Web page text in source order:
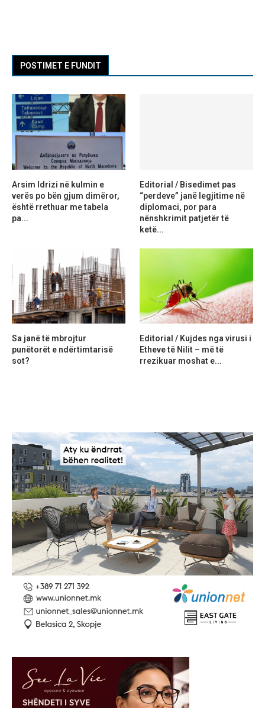
POSTIMET E FUNDIT
Arsim Idrizi në kulmin e
verës po bën gjum dimëror,
është rrethuar me tabela
pa...
Editorial / Bisedimet pas
“perdeve” janë legjitime në
diplomaci, por para
nënshkrimit patjetër të
ketë...
Sa janë të mbrojtur
punëtorët e ndërtimtarisë
sot?
Editorial / Kujdes nga virusi i
Etheve të Nilit – më të
rrezikuar moshat e...